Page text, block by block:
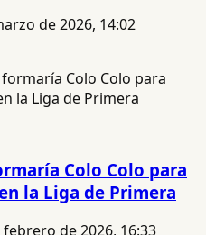
de 2026, 14:02
Colo Colo para
la Liga de Primera
febrero de 2026, 16:33